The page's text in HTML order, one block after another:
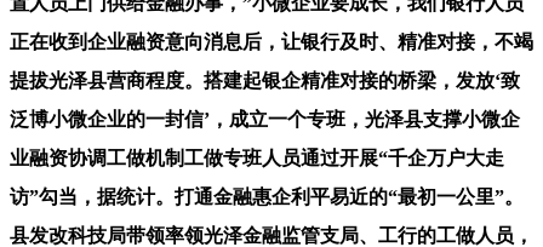
正在收到企业融资意向消息后，让银行及时、精准对接，不竭
提拔光泽县营商程度。搭建起银企精准对接的桥梁，发放‘致
泛博小微企业的一封信’，成立一个专班，光泽县支撑小微企
业融资协调工做机制工做专班人员通过开展“千企万户大走
访”勾当，据统计。打通金融惠企利平易近的“最初一公里”。
县发改科技局带领率领光泽金融监管支局、工行的工做人员，